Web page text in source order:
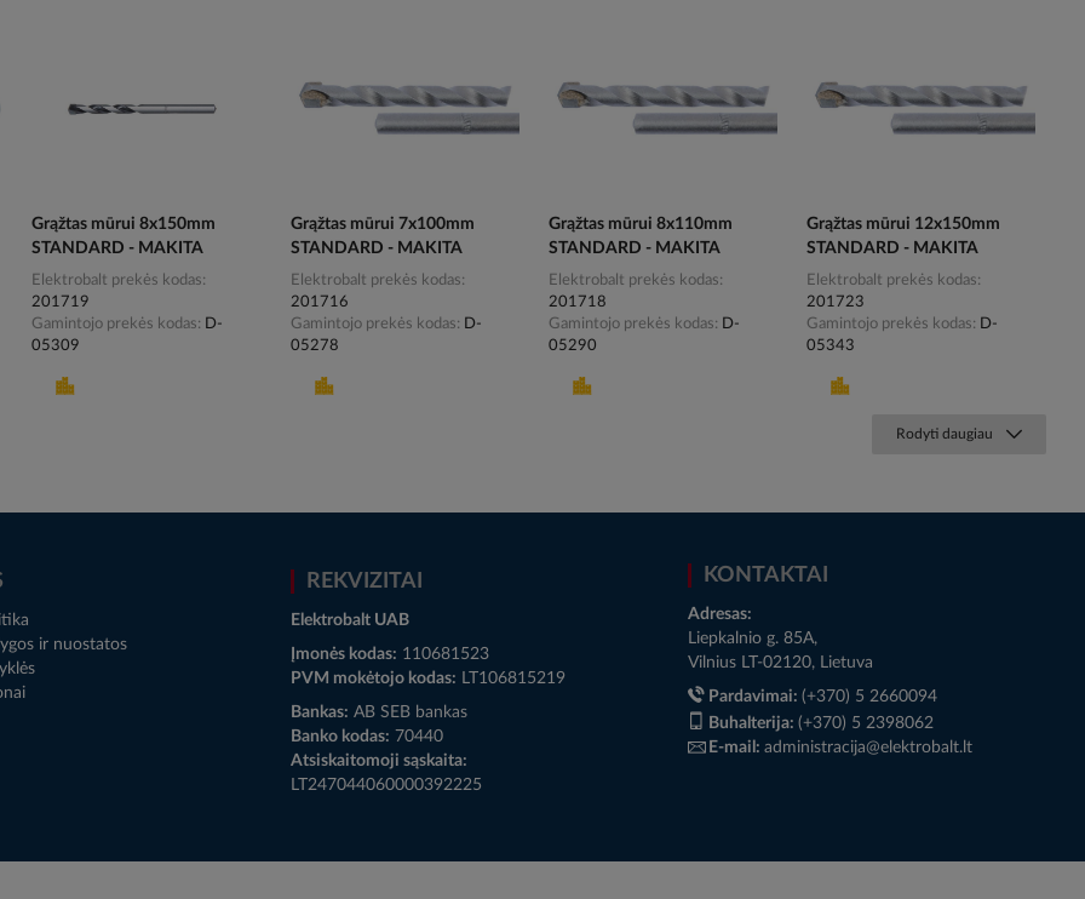
Grąžtas mūrui 8x150mm
STANDARD - MAKITA
Elektrobalt prekės kodas
201719
Gamintojo prekės kodas
D-
05309
Grąžtas mūrui 7x100mm
STANDARD - MAKITA
Elektrobalt prekės kodas
201716
Gamintojo prekės kodas
D-
05278
Grąžtas mūrui 8x110mm
STANDARD - MAKITA
Elektrobalt prekės kodas
201718
Gamintojo prekės kodas
D-
05290
Grąžtas mūrui 12x150mm
STANDARD - MAKITA
Elektrobalt prekės kodas
201723
Gamintojo prekės kodas
D-
05343
Rodyti daugiau
ir nuostatos
REKVIZITAI
Elektrobalt UAB
Įmonės kodas: 110681523
PVM mokėtojo kodas: LT106815219
Bankas: AB SEB bankas
Banko kodas: 70440
Atsiskaitomoji sąskaita:
LT247044060000392225
KONTAKTAI
Adresas:
Liepkalnio g. 85A,
Vilnius LT-02120, Lietuva
Pardavimai: (+370) 5 2660094
Buhalterija: (+370) 5 2398062
E-mail: administracija@elektrobalt.lt